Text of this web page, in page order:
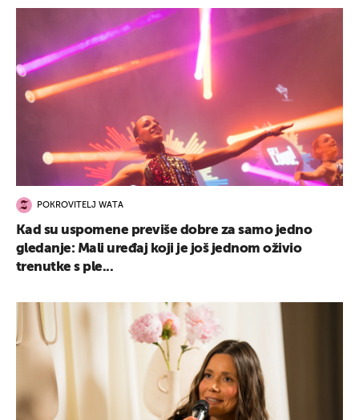
POKROVITELJ WATA
Kad su uspomene previše dobre za samo jedno
gledanje: Mali uređaj koji je još jednom oživio
trenutke s ple...